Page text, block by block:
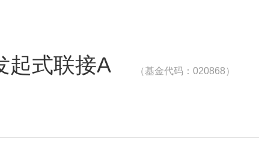
起式联接A （基金代码：020868）